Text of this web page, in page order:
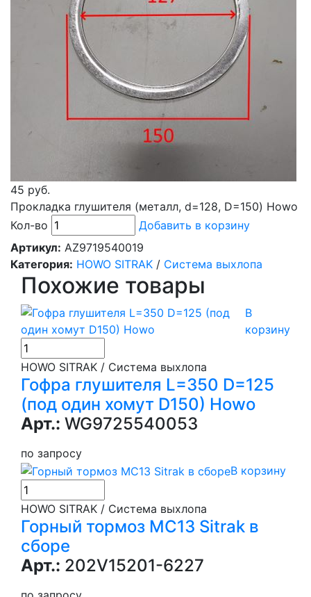
45 руб.
Прокладка глушителя (металл, d=128, D=150) Howo
Кол-во
Добавить в корзину
Артикул: AZ9719540019
Категория: HOWO SITRAK / Система выхлопа
Похожие товары
В
корзину
HOWO SITRAK / Система выхлопа
Гофра глушителя L=350 D=125
(под один хомут D150) Howo
Арт.: WG9725540053
по запросу
В корзину
HOWO SITRAK / Система выхлопа
Горный тормоз МС13 Sitrak в
сборе
Арт.: 202V15201-6227